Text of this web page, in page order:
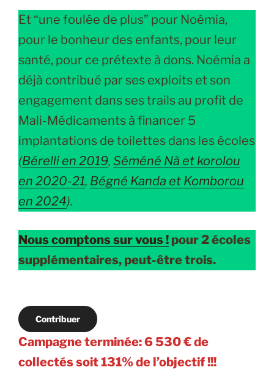
Et “une foulée de plus” pour Noémia,
pour le bonheur des enfants, pour leur
santé, pour ce prétexte à dons. Noémia a
déjà contribué par ses exploits et son
engagement dans ses trails au profit de
Mali-Médicaments à financer 5
implantations de toilettes dans les écoles
(Bérelli en 2019, Séméné Nà et korolou
en 2020-21, Bégné Kanda et Komborou
en 2024).
Nous comptons sur vous ! pour 2 écoles
supplémentaires, peut-être trois.
Contribuer
Campagne terminée: 6 530 € de
collectés soit 131% de l’objectif !!!